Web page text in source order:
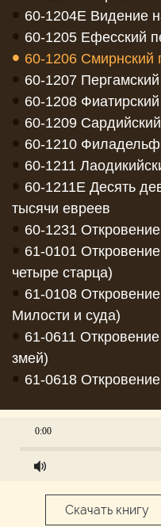
• 60-1204E Видение
• 60-1205 Ефесский
• 60-1206 Смирнский
• 60-1207
• 60-1208
• 60-1209
• 60-1210
• 60-1211
• 60-1211E Десять
тысячи евреев
• 60-1231
• 61-0101
четыре старца)
• 61-0108
Милости и суда)
• 61-0611
змей)
• 61-0618
0:00
Скачать книгу